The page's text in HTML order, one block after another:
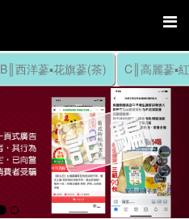
B║西洋蔘▪花旗蔘(茶) C║高麗蔘▪